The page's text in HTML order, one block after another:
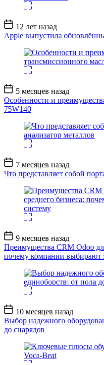
Дата
записи
12 лет назад
Apple выпустила
Дата
записи
5 месяцев назад
Особенности и
75W140
Дата
записи
7 месяцев назад
Что представляет собой
Дата
записи
9 месяцев назад
Преимущества CRM Odoo
почему компании выбирают
Дата
записи
10 месяцев назад
Выбор надежного
до снарядов